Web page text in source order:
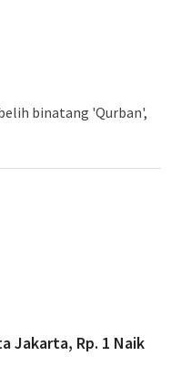
binatang 'Qurban',
Jakarta, Rp. 1 Naik